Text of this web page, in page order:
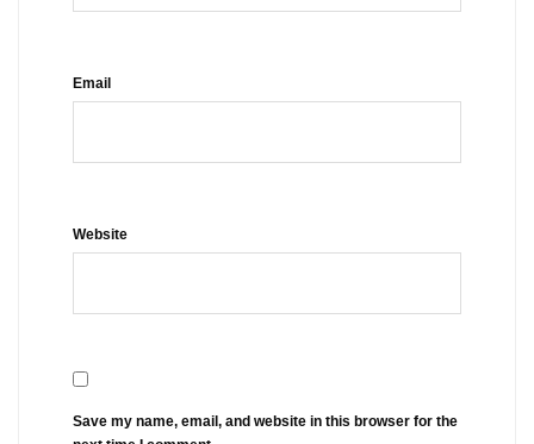
Email
Website
Save my name, email, and website in this browser for the